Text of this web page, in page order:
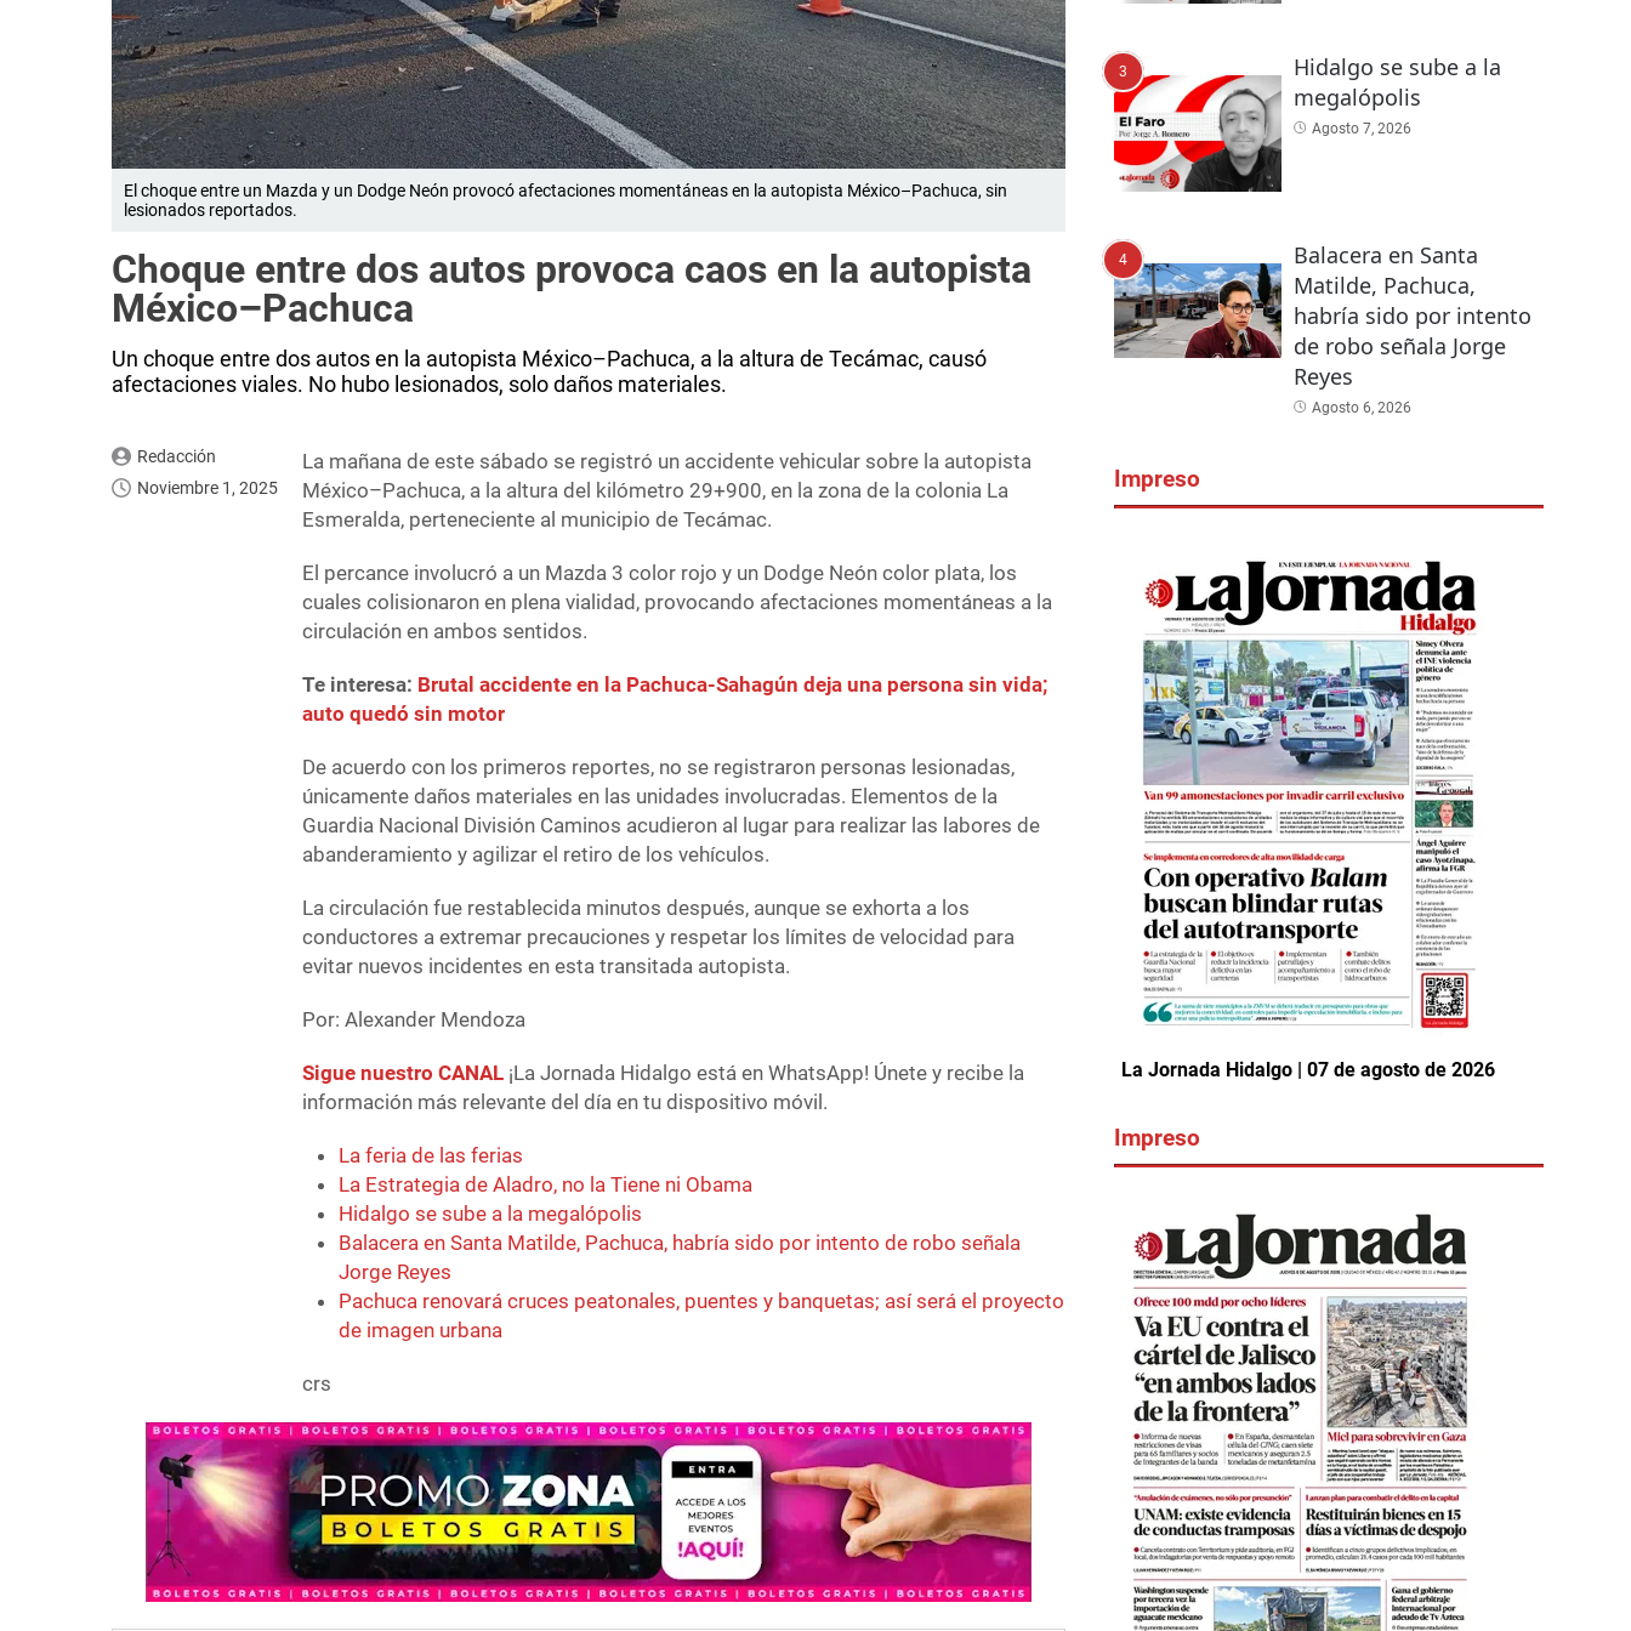
El choque entre un Mazda y un Dodge Neón provocó afectaciones momentáneas en la autopista México–Pachuca, sin
lesionados reportados.
Choque entre dos autos provoca caos en la autopista
México–Pachuca
Un choque entre dos autos en la autopista México–Pachuca, a la altura de Tecámac, causó
afectaciones viales. No hubo lesionados, solo daños materiales.
Redacción
Noviembre 1, 2025
La mañana de este sábado se registró un accidente vehicular sobre la autopista
México–Pachuca, a la altura del kilómetro 29+900, en la zona de la colonia La
Esmeralda, perteneciente al municipio de Tecámac.
El percance involucró a un Mazda 3 color rojo y un Dodge Neón color plata, los
cuales colisionaron en plena vialidad, provocando afectaciones momentáneas a la
circulación en ambos sentidos.
Te interesa: Brutal accidente en la Pachuca-Sahagún deja una persona sin vida;
auto quedó sin motor
De acuerdo con los primeros reportes, no se registraron personas lesionadas,
únicamente daños materiales en las unidades involucradas. Elementos de la
Guardia Nacional División Caminos acudieron al lugar para realizar las labores de
abanderamiento y agilizar el retiro de los vehículos.
La circulación fue restablecida minutos después, aunque se exhorta a los
conductores a extremar precauciones y respetar los límites de velocidad para
evitar nuevos incidentes en esta transitada autopista.
Por: Alexander Mendoza
Sigue nuestro CANAL ¡La Jornada Hidalgo está en WhatsApp! Únete y recibe la
información más relevante del día en tu dispositivo móvil.
La feria de las ferias
La Estrategia de Aladro, no la Tiene ni Obama
Hidalgo se sube a la megalópolis
Balacera en Santa Matilde, Pachuca, habría sido por intento de robo señala
Jorge Reyes
Pachuca renovará cruces peatonales, puentes y banquetas; así será el proyecto
de imagen urbana
crs
3
Hidalgo se sube a la
megalópolis
Agosto 7, 2026
4
Balacera en Santa
Matilde, Pachuca,
habría sido por intento
de robo señala Jorge
Reyes
Agosto 6, 2026
Impreso
La Jornada Hidalgo | 07 de agosto de 2026
Impreso